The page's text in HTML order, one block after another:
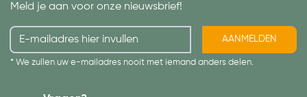
Meld je aan voor onze nieuwsbrief!
AANMELDEN
* We zullen uw e-mailadres nooit met iemand anders delen.